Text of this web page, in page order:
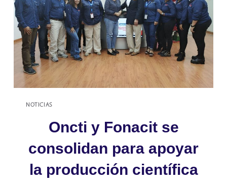
FERNÁNDEZ-
MORÁN
NOTICIAS
Oncti y Fonacit se
consolidan para apoyar
la producción científica